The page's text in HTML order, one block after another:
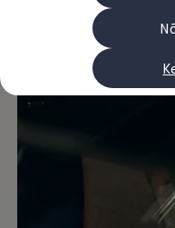
Elektriautode
Ühenduvus
VW Connect
VW Connect
Fleet Interface